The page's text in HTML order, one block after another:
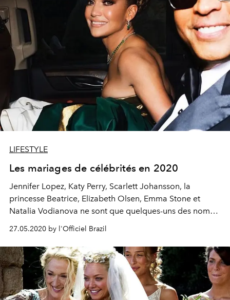
LIFESTYLE
Les mariages de célébrités en 2020
Jennifer Lopez, Katy Perry, Scarlett Johansson, la
princesse Beatrice, Elizabeth Olsen, Emma Stone et
Natalia Vodianova ne sont que quelques-uns des noms
qui viennent à l'autel cette année pour officialiser leurs
unions avec leurs amours.
27.05.2020 by l'Officiel Brazil